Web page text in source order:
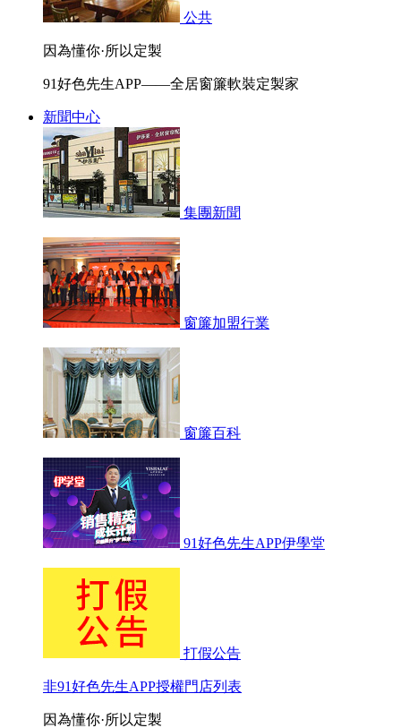
公共
因為懂你·所以定製
91好色先生APP——全居窗簾軟裝定製家
新聞中心
集團新聞
窗簾加盟行業
窗簾百科
91好色先生APP伊學堂
打假公告
非91好色先生APP授權門店列表
因為懂你·所以定製